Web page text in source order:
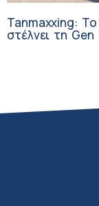
Tanmaxxing:
στέλνει τη